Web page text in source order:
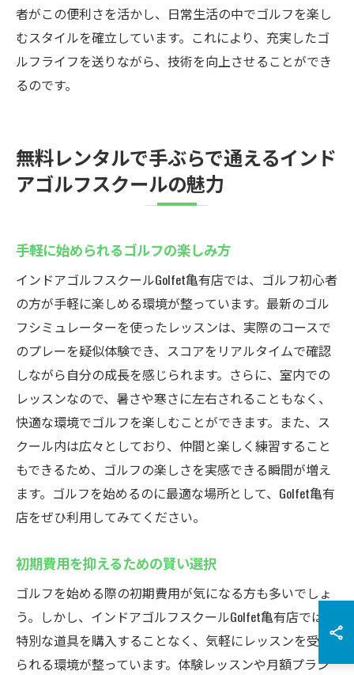
者がこの便利さを活かし、日常生活の中でゴルフを楽し
むスタイルを確立しています。これにより、充実したゴ
ルフライフを送りながら、技術を向上させることができ
るのです。
無料レンタルで手ぶらで通えるインド
アゴルフスクールの魅力
手軽に始められるゴルフの楽しみ方
インドアゴルフスクールGolfet亀有店では、ゴルフ初心者
の方が手軽に楽しめる環境が整っています。最新のゴル
フシミュレーターを使ったレッスンは、実際のコースで
のプレーを疑似体験でき、スコアをリアルタイムで確認
しながら自分の成長を感じられます。さらに、室内での
レッスンなので、暑さや寒さに左右されることもなく、
快適な環境でゴルフを楽しむことができます。また、ス
クール内は広々としており、仲間と楽しく練習すること
もできるため、ゴルフの楽しさを実感できる瞬間が増え
ます。ゴルフを始めるのに最適な場所として、Golfet亀有
店をぜひ利用してみてください。
初期費用を抑えるための賢い選択
ゴルフを始める際の初期費用が気になる方も多いでしょ
う。しかし、インドアゴルフスクールGolfet亀有店では、
特別な道具を購入することなく、気軽にレッスンを受け
られる環境が整っています。体験レッスンや月額プラン